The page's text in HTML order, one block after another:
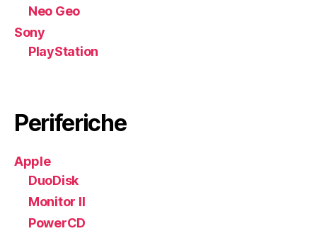
Neo Geo
Sony
PlayStation
Periferiche
Apple
DuoDisk
Monitor II
PowerCD